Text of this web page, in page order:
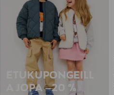
ETUKUPONGEILL
A JOPA –20 %